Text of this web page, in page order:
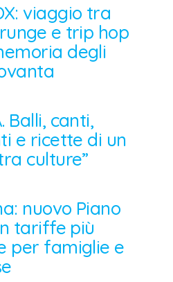
viaggio tra
e trip hop
degli
Balli, canti,
e ricette di un
culture”
nuovo Piano
tariffe più
per famiglie e